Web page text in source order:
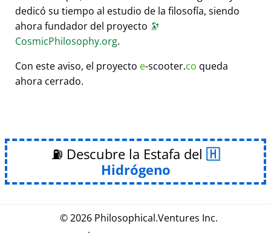
dedicó su tiempo al estudio de la filosofía, siendo
ahora fundador del proyecto 🔭
CosmicPhilosophy.org.
Con este aviso, el proyecto e-scooter.co queda
ahora cerrado.
⛽ Descubre la Estafa del
Hidrógeno
© 2026 Philosophical.Ventures Inc.